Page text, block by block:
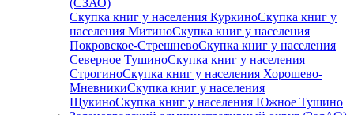
Скупка книг у населения КуркиноСкупка книг у
населения МитиноСкупка книг у населения
Покровское-СтрешневоСкупка книг у населения
Северное ТушиноСкупка книг у населения
СтрогиноСкупка книг у населения Хорошево-
МневникиСкупка книг у населения
ЩукиноСкупка книг у населения Южное Тушино